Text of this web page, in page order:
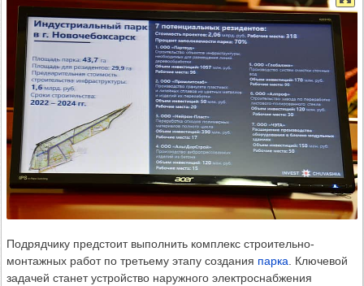
Подрядчику предстоит выполнить комплекс строительно-
монтажных работ по третьему этапу создания парка . Ключевой
задачей станет устройство наружного электроснабжения